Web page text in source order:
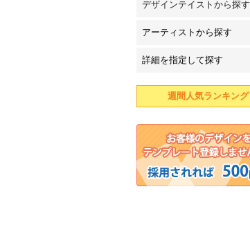
デザインテイストから探す
アーティストから探す
詳細を指定して探す
週間人気ランキング